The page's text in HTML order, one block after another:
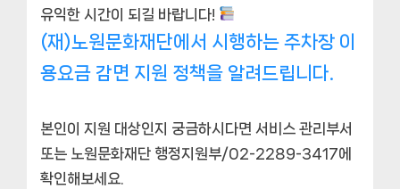
유익한 시간이 되길 바랍니다!
(재)노원문화재단에서 시행하는 주차장 이
용요금 감면 지원 정책을 알려드립니다.
본인이 지원 대상인지 궁금하시다면 서비스 관리부서
또는 노원문화재단 행정지원부/02-2289-3417에
확인해보세요.